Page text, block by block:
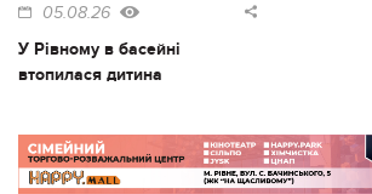
05.08.26
У Рівному в басейні
втопилася дитина